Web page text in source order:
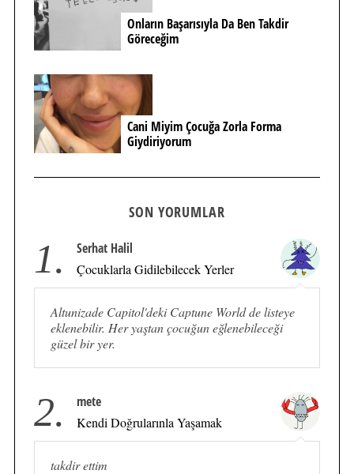
Onların Başarısıyla Da Ben Takdir
Göreceğim
Cani Miyim Çocuğa Zorla Forma
Giydiriyorum
SON YORUMLAR
1. Serhat Halil
Çocuklarla Gidilebilecek Yerler
Altunizade Capitol'deki Captune World de listeye
eklenebilir. Her yaştan çocuğun eğlenebileceği
güzel bir yer.
2. mete
Kendi Doğrularınla Yaşamak
takdir ettim